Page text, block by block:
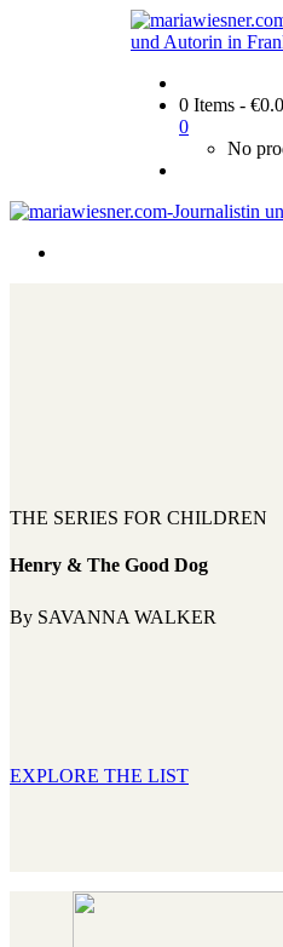
0 Items - €
0
No
THE SERIES FOR CHILDREN
Henry & The Good Dog
By SAVANNA WALKER
EXPLORE THE LIST